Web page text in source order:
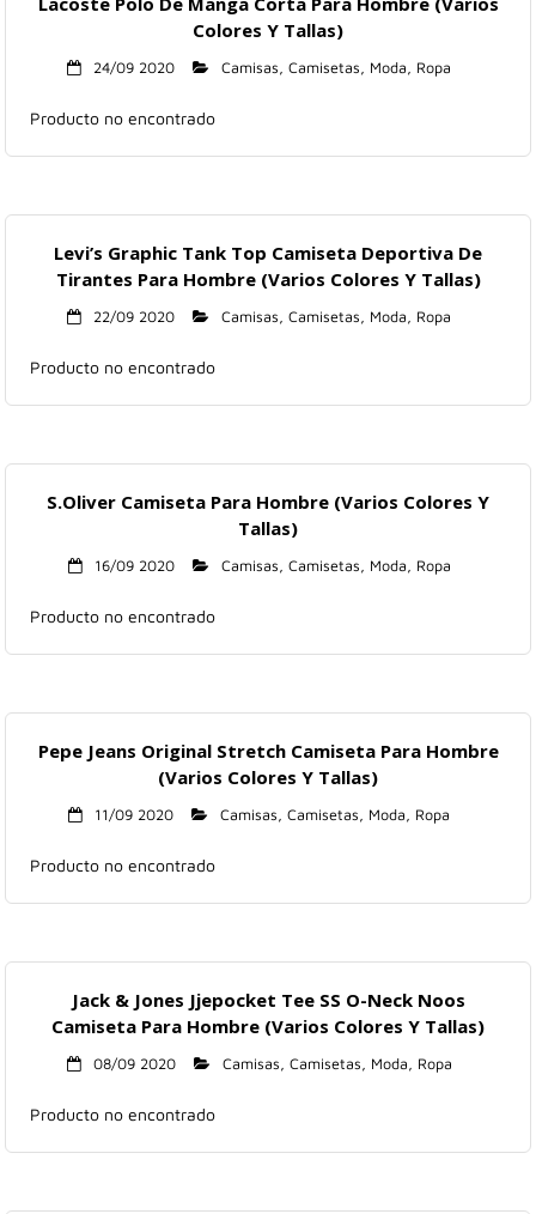
Colores Y Tallas)
24/09 2020 Camisas, Camisetas, Moda, Ropa
Producto no encontrado
Levi’s Graphic Tank Top Camiseta Deportiva De
Tirantes Para Hombre (Varios Colores Y Tallas)
22/09 2020 Camisas, Camisetas, Moda, Ropa
Producto no encontrado
S.Oliver Camiseta Para Hombre (Varios Colores Y
Tallas)
16/09 2020 Camisas, Camisetas, Moda, Ropa
Producto no encontrado
Pepe Jeans Original Stretch Camiseta Para Hombre
(Varios Colores Y Tallas)
11/09 2020 Camisas, Camisetas, Moda, Ropa
Producto no encontrado
Jack & Jones Jjepocket Tee SS O-Neck Noos
Camiseta Para Hombre (Varios Colores Y Tallas)
08/09 2020 Camisas, Camisetas, Moda, Ropa
Producto no encontrado